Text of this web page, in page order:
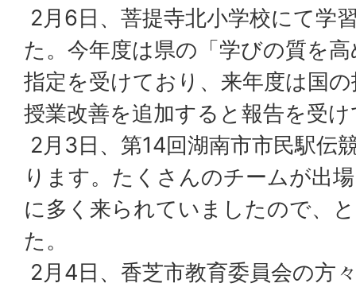
2月6日、菩提寺北小学校にて学
た。今年度は県の「学びの質を
指定を受けており、来年度は国
授業改善を追加すると報告を受
2月3日、第14回湖南市市民駅伝
ります。たくさんのチームが出
に多く来られていましたので、
た。
2月4日、香芝市教育委員会の方